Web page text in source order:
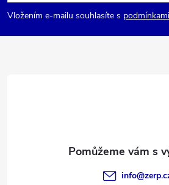
p
a
Vložením e-mailu souhlasíte s
info@